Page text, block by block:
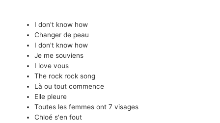
I don't know how
Changer de peau
I don't know how
Je me souviens
I love vous
The rock rock song
Là ou tout commence
Elle pleure
Toutes les femmes ont 7 visages
Chloé s'en fout